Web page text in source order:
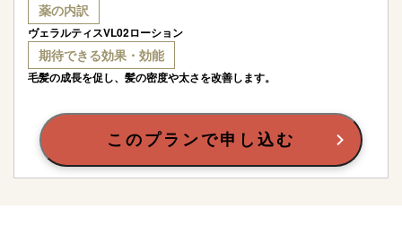
薬の内訳
ヴェラルティスVL02ローション
期待できる効果・効能
毛髪の成長を促し、髪の密度や太さを改善します。
このプランで申し込む